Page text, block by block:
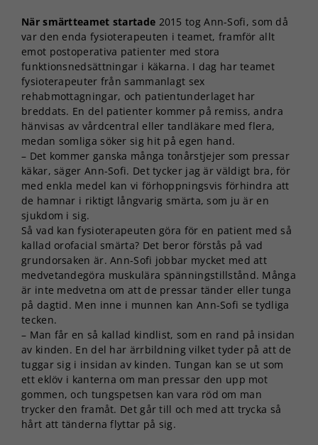
När smärtteamet startade 2015 tog Ann-Sofi, som då
var den enda fysioterapeuten i teamet, framför allt
emot postoperativa patienter med stora
funktionsnedsättningar i käkarna. I dag har teamet
fysioterapeuter från sammanlagt sex
rehabmottagningar, och patientunderlaget har
breddats. En del patienter kommer på remiss, andra
hänvisas av vårdcentral eller tandläkare med flera,
medan somliga söker sig hit på egen hand.
– Det kommer ganska många tonårstjejer som pressar
käkar, säger Ann-Sofi. Det tycker jag är väldigt bra, för
med enkla medel kan vi förhoppningsvis förhindra att
de hamnar i riktigt långvarig smärta, som ju är en
sjukdom i sig.
Så vad kan fysioterapeuten göra för en patient med så
kallad orofacial smärta? Det beror förstås på vad
grundorsaken är. Ann-Sofi jobbar mycket med att
medvetandegöra muskulära spänningstillstånd. Många
är inte medvetna om att de pressar tänder eller tunga
på dagtid. Men inne i munnen kan Ann-Sofi se tydliga
tecken.
– Man får en så kallad kindlist, som en rand på insidan
av kinden. En del har ärrbildning vilket tyder på att de
tuggar sig i insidan av kinden. Tungan kan se ut som
ett eklöv i kanterna om man pressar den upp mot
gommen, och tungspetsen kan vara röd om man
trycker den framåt. Det går till och med att trycka så
hårt att tänderna flyttar på sig.